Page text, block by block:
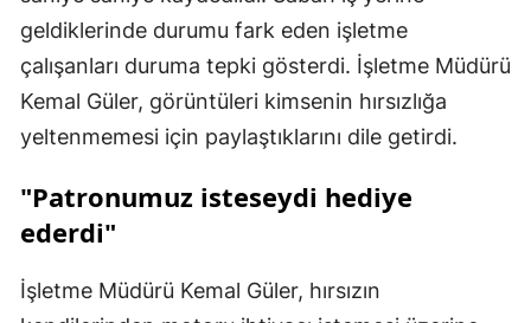
geldiklerinde durumu fark eden işletme
çalışanları duruma tepki gösterdi. İşletme Müdürü
Kemal Güler, görüntüleri kimsenin hırsızlığa
yeltenmemesi için paylaştıklarını dile getirdi.
"Patronumuz isteseydi hediye
ederdi"
İşletme Müdürü Kemal Güler, hırsızın